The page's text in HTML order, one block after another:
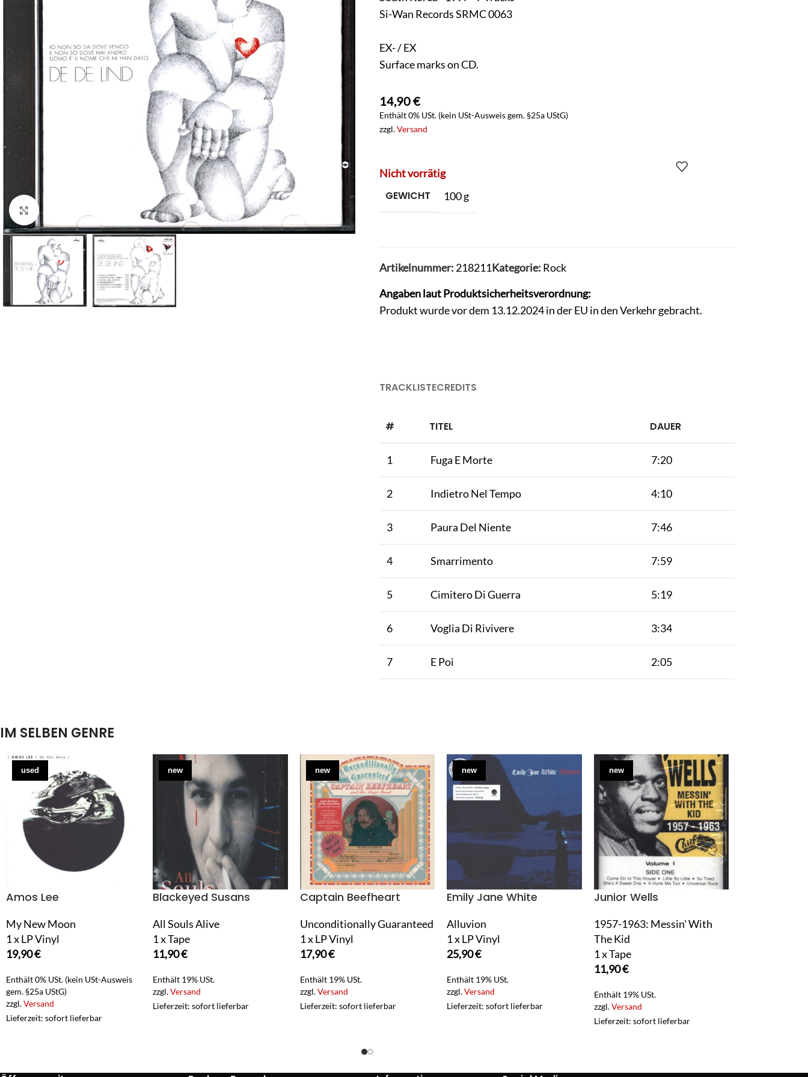
Klick zum Vergrößern
Si-Wan Records SRMC 0063
EX- / EX
Surface marks on CD.
14,90€
Enthält 0% USt. (kein USt-Ausweis gem. §25a UStG)
zzgl.Versand
Nicht vorrätig
GEWICHT 100 g
Artikelnummer: 218211Kategorie: Rock
Angaben laut Produktsicherheitsverordnung:
Produkt wurde vor dem 13.12.2024 in der EU in den Verkehr gebracht.
TRACKLISTECREDITS
# TITEL DAUER
1 Fuga E Morte 7:20
2 Indietro Nel Tempo 4:10
3 Paura Del Niente 7:46
4 Smarrimento 7:59
5 Cimitero Di Guerra 5:19
6 Voglia Di Rivivere 3:34
7 E Poi 2:05
IM SELBEN GENRE
used
Amos Lee
My New Moon
1 x LP Vinyl
19,90€
Enthält 0% USt. (kein USt-Ausweis
gem. §25a UStG)
zzgl.Versand
Lieferzeit: sofort lieferbar
new
Blackeyed Susans
All Souls Alive
1 x Tape
11,90€
Enthält 19% USt.
zzgl.Versand
Lieferzeit: sofort lieferbar
new
Captain Beefheart
Unconditionally Guaranteed
1 x LP Vinyl
17,90€
Enthält 19% USt.
zzgl.Versand
Lieferzeit: sofort lieferbar
new
Emily Jane White
Alluvion
1 x LP Vinyl
25,90€
Enthält 19% USt.
zzgl.Versand
Lieferzeit: sofort lieferbar
new
Junior Wells
1957-1963: Messin' With
The Kid
1 x Tape
11,90€
Enthält 19% USt.
zzgl.Versand
Lieferzeit: sofort lieferbar